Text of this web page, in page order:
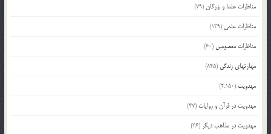
مناظرات علما و بزرگان(79)
مناظرات علمی (139)
مناظرات معصومین (60)
مهارتهای زندگی (845)
مهدویت (2,150)
مهدویت در قرآن و روایات (47)
مهدویت در مذاهب دیگر (36)